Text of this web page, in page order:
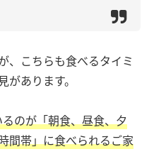
、こちらも食べるタイミ
あります。
のが「朝食、昼食、夕
間帯」に食べられるご家